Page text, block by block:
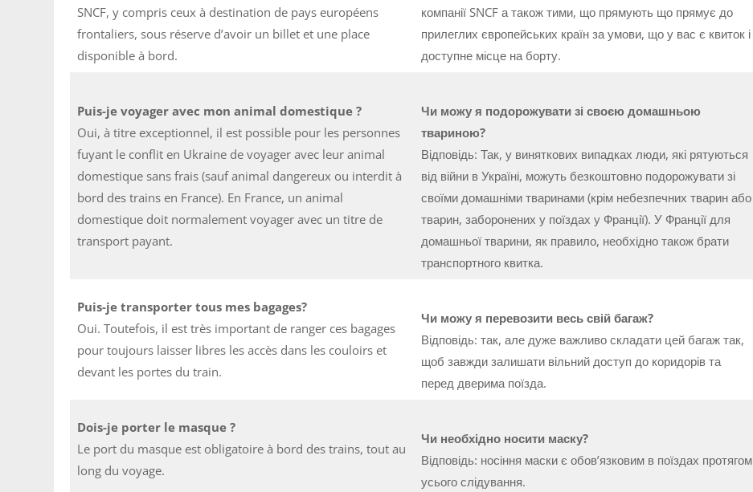
SNCF, y compris ceux à destination de pays européens
frontaliers, sous réserve d’avoir un billet et une place
disponible à bord.
компанії SNCF а також тими, що прямують що прямує до
прилеглих європейських країн за умови, що у вас є квиток і
доступне місце на борту.
Puis-je voyager avec mon animal domestique ?
Oui, à titre exceptionnel, il est possible pour les personnes
fuyant le conflit en Ukraine de voyager avec leur animal
domestique sans frais (sauf animal dangereux ou interdit à
bord des trains en France). En France, un animal
domestique doit normalement voyager avec un titre de
transport payant.
Чи можу я подорожувати зі своєю домашньою
твариною?
Відповідь: Так, у виняткових випадках люди, які рятуються
від війни в Україні, можуть безкоштовно подорожувати зі
своїми домашніми тваринами (крім небезпечних тварин або
тварин, заборонених у поїздах у Франції). У Франції для
домашньої тварини, як правило, необхідно також брати
транспортного квитка.
Puis-je transporter tous mes bagages?
Oui. Toutefois, il est très important de ranger ces bagages
pour toujours laisser libres les accès dans les couloirs et
devant les portes du train.
Чи можу я перевозити весь свій багаж?
Відповідь: так, але дуже важливо складати цей багаж так,
щоб завжди залишати вільний доступ до коридорів та
перед дверима поїзда.
Dois-je porter le masque ?
Le port du masque est obligatoire à bord des trains, tout au
long du voyage.
Чи необхідно носити маску?
Відповідь: носіння маски є обов’язковим в поїздах протягом
усього слідування.